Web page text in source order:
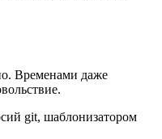
Временами даже
git, шаблонизатором